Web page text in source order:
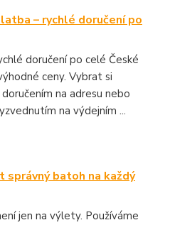
– rychlé doručení po
doručení po celé České
ceny. Vybrat si
na adresu nebo
na výdejním ...
správný batoh na každý
jen na výlety. Používáme